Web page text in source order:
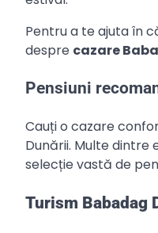
Pentru a te ajuta în
despre cazare
Pensiuni
Cauți o cazare
Dunării. Multe
selecție vastă de
Turism Babadag